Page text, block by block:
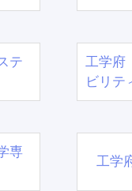
テ
工学府
ビリテ
専
工学